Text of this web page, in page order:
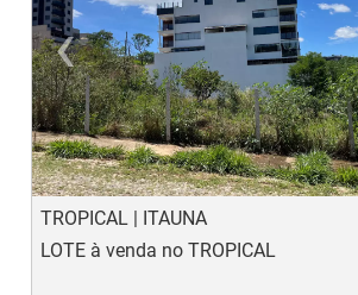
‹
Previous
TROPICAL | ITAUNA
LOTE à venda no TROPICAL